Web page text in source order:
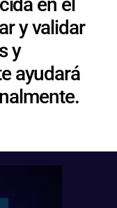
y validar
y
ayudará